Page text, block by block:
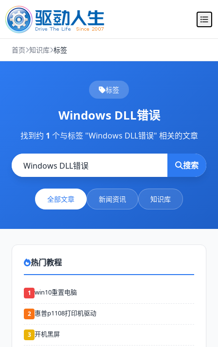
首页 知识库 标签
标签
Windows DLL错误
找到约 1 个与标签 "Windows DLL错误" 相关的文章
搜索
全部文章 新闻资讯 知识库
热门教程
1 win10重置电脑
2 惠普p1108打印机驱动
3 开机黑屏